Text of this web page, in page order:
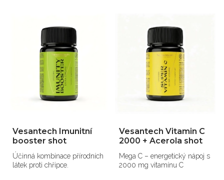
Vesantech Imunitní
booster shot
Účinná kombinace přírodních
látek proti chřipce.
Vesantech Vitamin C
2000 + Acerola shot
Mega C – energetický nápoj s
2000 mg vitamínu C